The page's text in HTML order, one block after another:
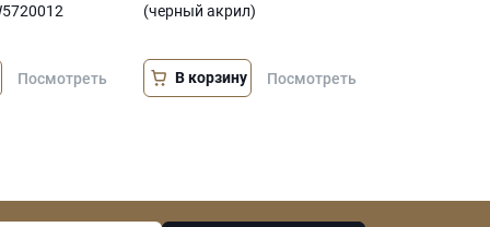
Посмотреть
(черный акрил)
В корзину Посмотреть